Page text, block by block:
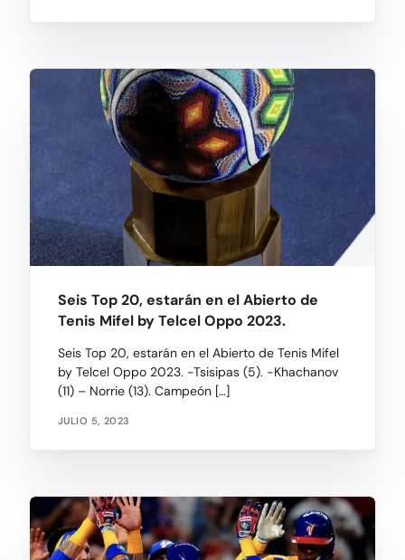
Seis Top 20, estarán en el Abierto de
Tenis Mifel by Telcel Oppo 2023.
Seis Top 20, estarán en el Abierto de Tenis Mifel
by Telcel Oppo 2023. -Tsisipas (5). -Khachanov
(11) – Norrie (13). Campeón […]
JULIO 5, 2023